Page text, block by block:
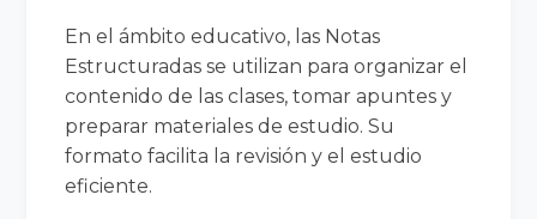
En el ámbito educativo, las Notas
Estructuradas se utilizan para organizar el
contenido de las clases, tomar apuntes y
preparar materiales de estudio. Su
formato facilita la revisión y el estudio
eficiente.